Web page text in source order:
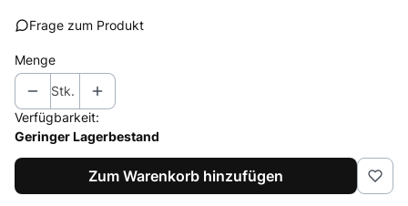
Frage zum Produkt
Menge
Stk.
Verfügbarkeit:
Geringer Lagerbestand
Zum Warenkorb hinzufügen